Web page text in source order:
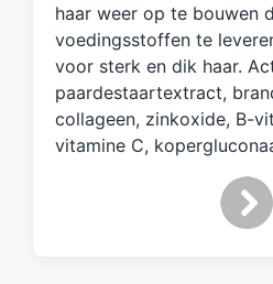
d
m
haar weer op te bouwen
voedingsstoffen te
voor sterk en dik haar.
paardestaartextract,
collageen, zinkoxide, B-
vitamine C,